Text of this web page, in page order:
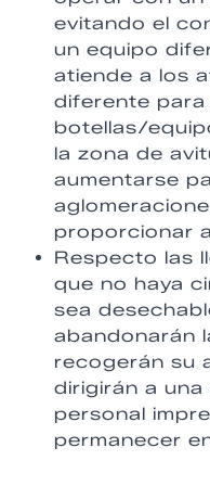
evitando el
un equipo
atiende a los
diferente
botellas/
la zona de
aumentarse
proporcionar
Respecto las
que no haya
sea
abandonarán
recogerán su
dirigirán a
personal
permanecer